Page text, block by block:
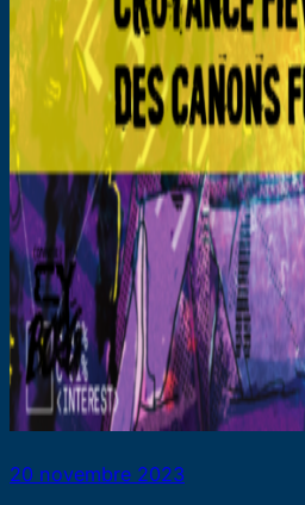
20 novembre 2023